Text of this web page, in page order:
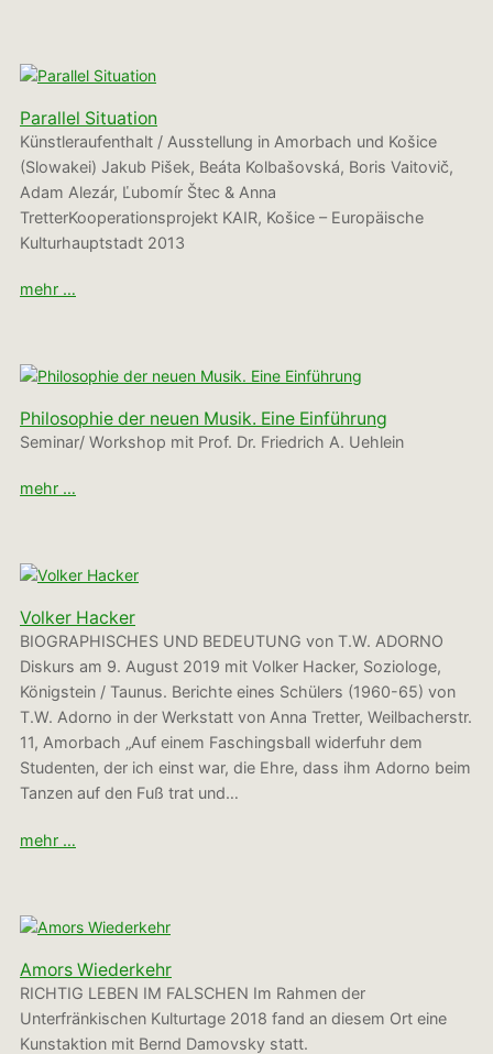
Parallel Situation
Künstleraufenthalt / Ausstellung in Amorbach und Košice
(Slowakei) Jakub Pišek, Beáta Kolbašovská, Boris Vaitovič,
Adam Alezár, Ľubomír Štec & Anna
TretterKooperationsprojekt KAIR, Košice – Europäische
Kulturhauptstadt 2013
mehr …
Philosophie der neuen Musik. Eine Einführung
Seminar/ Workshop mit Prof. Dr. Friedrich A. Uehlein
mehr …
Volker Hacker
BIOGRAPHISCHES UND BEDEUTUNG von T.W. ADORNO
Diskurs am 9. August 2019 mit Volker Hacker, Soziologe,
Königstein / Taunus. Berichte eines Schülers (1960-65) von
T.W. Adorno in der Werkstatt von Anna Tretter, Weilbacherstr.
11, Amorbach „Auf einem Faschingsball widerfuhr dem
Studenten, der ich einst war, die Ehre, dass ihm Adorno beim
Tanzen auf den Fuß trat und…
mehr …
Amors Wiederkehr
RICHTIG LEBEN IM FALSCHEN Im Rahmen der
Unterfränkischen Kulturtage 2018 fand an diesem Ort eine
Kunstaktion mit Bernd Damovsky statt.